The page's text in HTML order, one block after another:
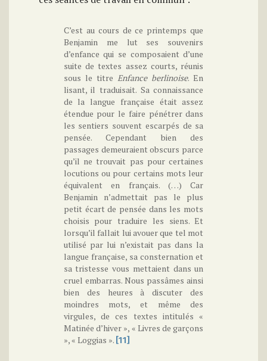
C’est au cours de ce printemps que
Benjamin me lut ses souvenirs
d’enfance qui se composaient d’une
suite de textes assez courts, réunis
sous le titreEnfance berlinoise. En
lisant, il traduisait. Sa connaissance
de la langue française était assez
étendue pour le faire pénétrer dans
les sentiers souvent escarpés de sa
pensée. Cependant bien des
passages demeuraient obscurs parce
qu’il ne trouvait pas pour certaines
locutions ou pour certains mots leur
équivalent en français. (…) Car
Benjamin n’admettait pas le plus
petit écart de pensée dans les mots
choisis pour traduire les siens. Et
lorsqu’il fallait lui avouer que tel mot
utilisé par lui n’existait pas dans la
langue française, sa consternation et
sa tristesse vous mettaient dans un
cruel embarras. Nous passâmes ainsi
bien des heures à discuter des
moindres mots, et même des
virgules, de ces textes intitulés «
Matinée d’hiver », « Livres de garçons
», « Loggias ». [11]